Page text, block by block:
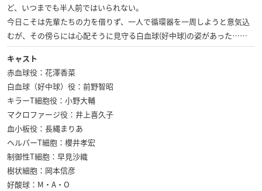
ど、いつまでも半人前ではいられない。
今日こそは先輩たちの力を借りず、一人で循環器を一周しようと意気込
むが、その傍らには心配そうに見守る白血球(好中球)の姿があった……
キャスト
赤血球役：花澤香菜
白血球（好中球）役：前野智昭
キラーT細胞役：小野大輔
マクロファージ役：井上喜久子
血小板役：長縄まりあ
ヘルパーT細胞：櫻井孝宏
制御性T細胞：早見沙織
樹状細胞：岡本信彦
好酸球：M・A・O